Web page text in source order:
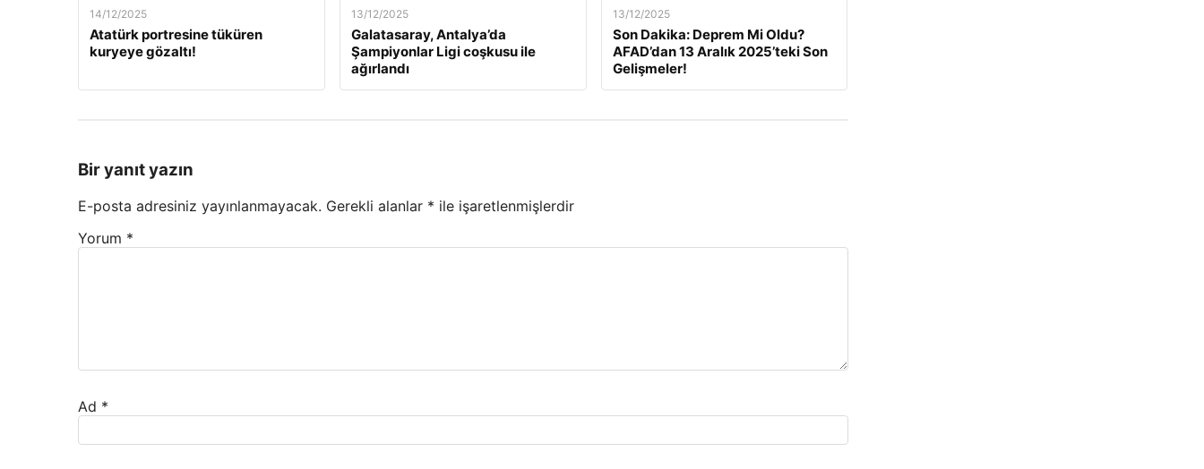
14/12/2025
Atatürk portresine tüküren
kuryeye gözaltı!
13/12/2025
Galatasaray, Antalya’da
Şampiyonlar Ligi coşkusu ile
ağırlandı
13/12/2025
Son Dakika: Deprem Mi Oldu?
AFAD’dan 13 Aralık 2025’teki Son
Gelişmeler!
Bir yanıt yazın
E-posta adresiniz yayınlanmayacak. Gerekli alanlar * ile işaretlenmişlerdir
Yorum *
Ad *